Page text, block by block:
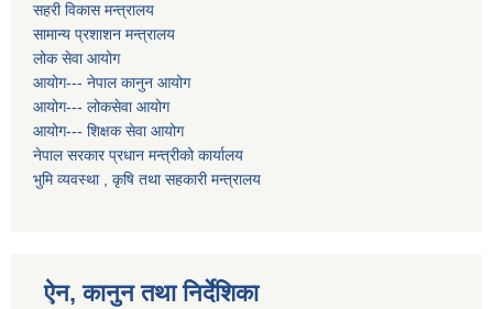
सहरी विकास मन्त्रालय
सामान्य प्रशाशन मन्त्रालय
लोक सेवा आयोग
आयोग--- नेपाल कानुन आयोग
आयोग--- लोकसेवा आयोग
आयोग--- शिक्षक सेवा आयोग
नेपाल सरकार प्रधान मन्त्रीको कार्यालय
भुमि व्यवस्था , कृषि तथा सहकारी मन्त्रालय
ऐन, कानुन तथा निर्देशिका